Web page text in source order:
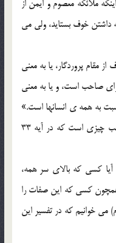
ملائکه معصوم و ایمن از
داشتن خوف بستاید، ولی می
فوقهم» (النحل/50). «خوف از مقام پروردگار، یا به معنی
صاحب است، و یا به معنی
به همه ی انسانها است.»
(شریعتمداری، 750/1-749) تفسیر دوم مناسب چیزی است که در آیه 33
کسی که بالای سر همه،
کسی که این صفات را
می خوانیم که در تفسیر این